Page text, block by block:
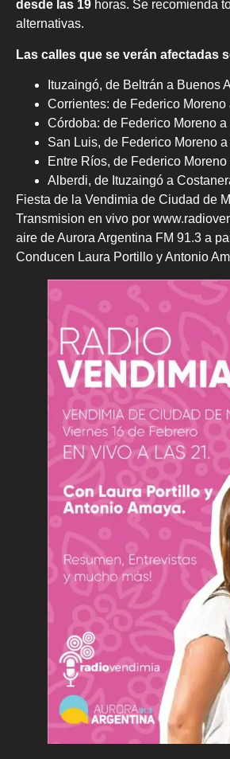
desde las 19 horas. Se recomienda
alternativas.
Las calles que se verán afectadas
Ituzaingó, de Beltrán a Buenos
Corrientes: de Federico Moreno
Córdoba: de Federico Moreno a
San Luis, de Federico Moreno
Entre Ríos, de Federico
Alberdi, de Ituzaingó a
Fiesta de la Vendimia de Ciudad de
Transmision en vivo por
aire de Aurora Argentina FM 91.3 a
Conducen Laura Portillo y Antonio